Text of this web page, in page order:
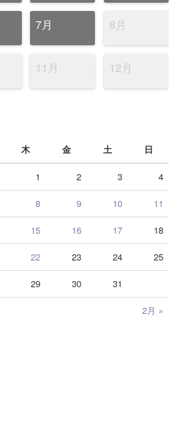
7月 8月
11月 12月
木 金 土 日
2月 »
1 2 3 4
8 9 10 11
15 16 17 18
22 23 24 25
29 30 31